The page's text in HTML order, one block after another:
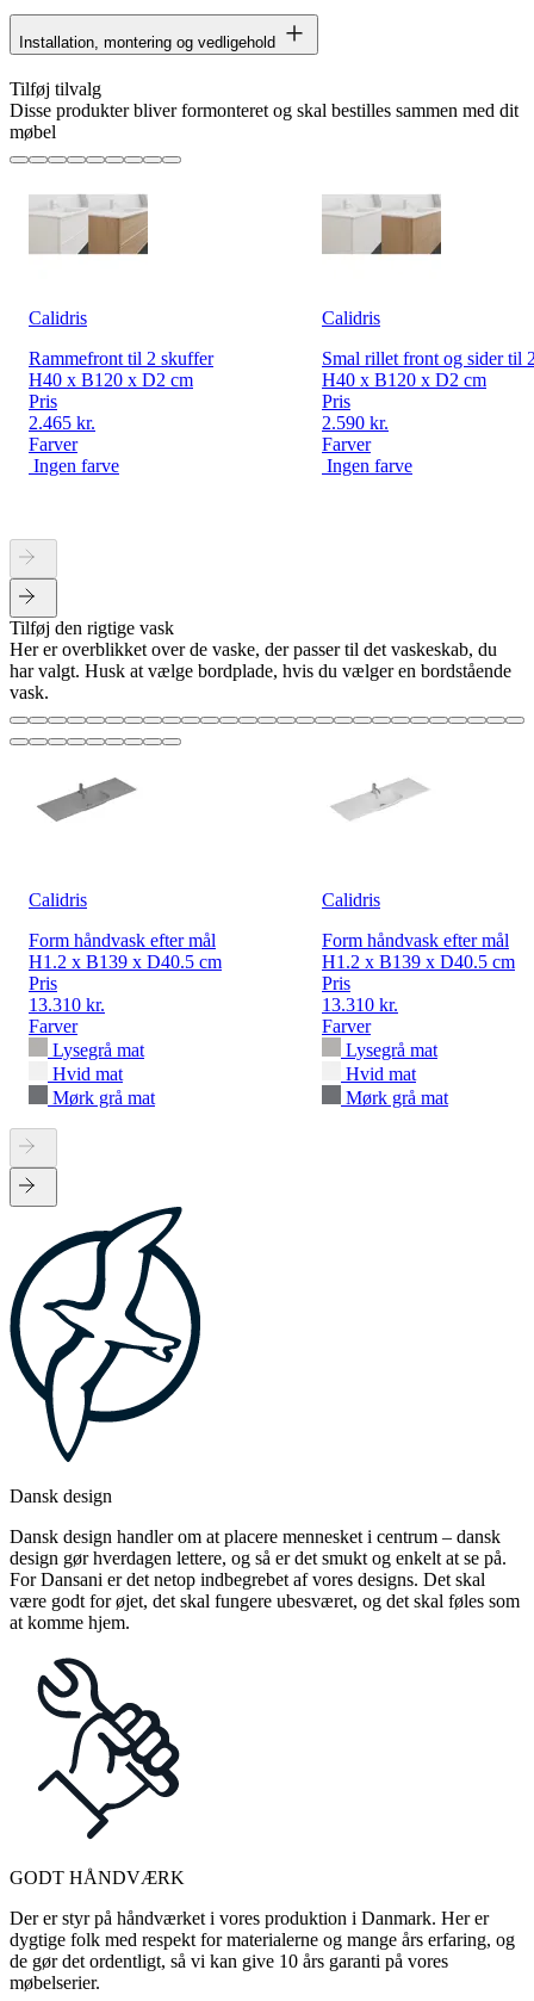
Installation, montering og vedligehold
Tilføj tilvalg
Disse produkter bliver formonteret og skal bestilles sammen med dit
møbel
Calidris
Rammefront til 2 skuffer
H40 x B120 x D2 cm
Pris
2.465 kr.
Farver
Ingen farve
Calidris
Smal rillet front og sider til
H40 x B120 x D2 cm
Pris
2.590 kr.
Farver
Ingen farve
Tilføj den rigtige vask
Her er overblikket over de vaske, der passer til det vaskeskab, du
har valgt. Husk at vælge bordplade, hvis du vælger en bordstående
vask.
Calidris
Form håndvask efter mål
H1.2 x B139 x D40.5 cm
Pris
13.310 kr.
Farver
Lysegrå mat
Hvid mat
Mørk grå mat
Calidris
Form håndvask efter mål
H1.2 x B139 x D40.5 cm
Pris
13.310 kr.
Farver
Lysegrå mat
Hvid mat
Mørk grå mat
Dansk design
Dansk design handler om at placere mennesket i centrum – dansk
design gør hverdagen lettere, og så er det smukt og enkelt at se på.
For Dansani er det netop indbegrebet af vores designs. Det skal
være godt for øjet, det skal fungere ubesværet, og det skal føles som
at komme hjem.
GODT HÅNDVÆRK
Der er styr på håndværket i vores produktion i Danmark. Her er
dygtige folk med respekt for materialerne og mange års erfaring, og
de gør det ordentligt, så vi kan give 10 års garanti på vores
møbelserier.